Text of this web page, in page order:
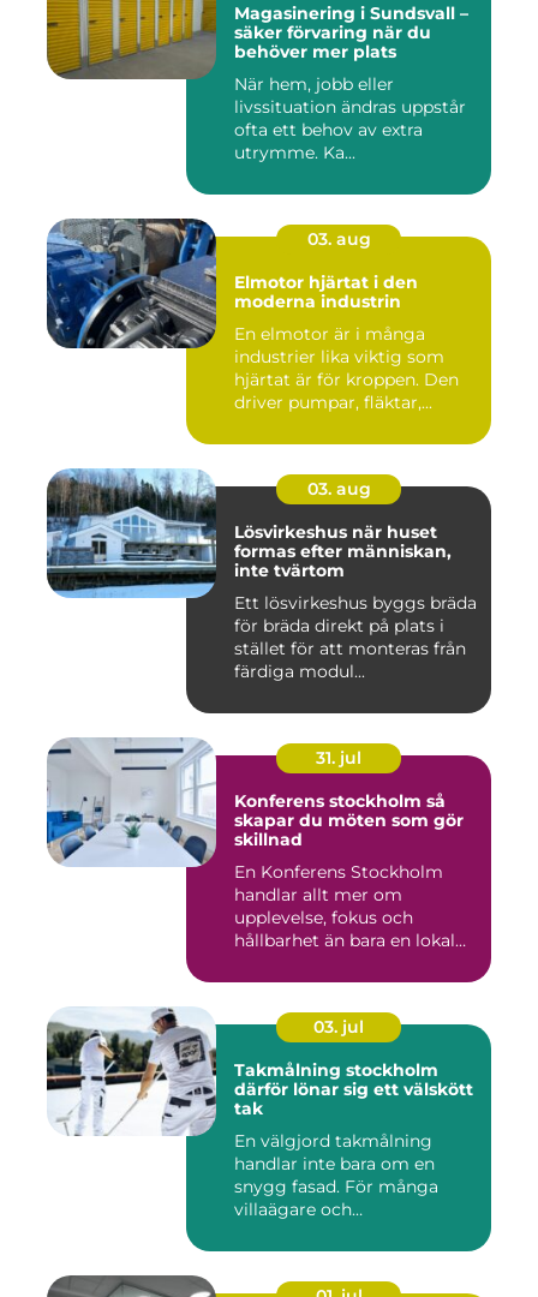
Magasinering i Sundsvall –
säker förvaring när du
behöver mer plats
När hem, jobb eller
livssituation ändras uppstår
ofta ett behov av extra
utrymme. Ka...
03. aug
Elmotor hjärtat i den
moderna industrin
En elmotor är i många
industrier lika viktig som
hjärtat är för kroppen. Den
driver pumpar, fläktar,...
03. aug
Lösvirkeshus när huset
formas efter människan,
inte tvärtom
Ett lösvirkeshus byggs bräda
för bräda direkt på plats i
stället för att monteras från
färdiga modul...
31. jul
Konferens stockholm så
skapar du möten som gör
skillnad
En Konferens Stockholm
handlar allt mer om
upplevelse, fokus och
hållbarhet än bara en lokal
03. jul
Takmålning stockholm
därför lönar sig ett välskött
tak
En välgjord takmålning
handlar inte bara om en
snygg fasad. För många
villaägare och